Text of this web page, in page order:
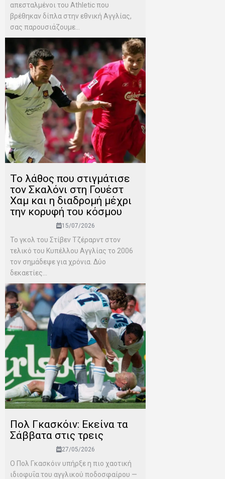
απεσταλμένοι του Αthletic που
βρέθηκαν δίπλα στην εθνική Αγγλίας,
σας παρουσιάζουμε...
Το λάθος που στιγμάτισε
τον Σκαλόνι στη Γουέστ
Χαμ και η διαδρομή μέχρι
την κορυφή του κόσμου
15/07/2026
Το γκολ του Στίβεν Τζέραρντ στον
τελικό του Κυπέλλου Αγγλίας το 2006
τον σημάδεψε για χρόνια. Δύο
δεκαετίες...
Πολ Γκασκόιν: Εκείνα τα
Σάββατα στις τρεις
27/05/2026
Ο Πολ Γκασκόιν υπήρξε η πιο χαοτική
ιδιοφυΐα του αγγλικού ποδοσφαίρου —